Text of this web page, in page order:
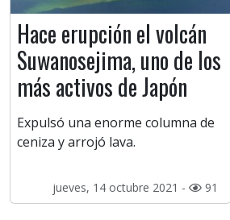
Hace erupción el volcán
Suwanosejima, uno de los
más activos de Japón
Expulsó una enorme columna de
ceniza y arrojó lava.
jueves, 14 octubre 2021 - 91